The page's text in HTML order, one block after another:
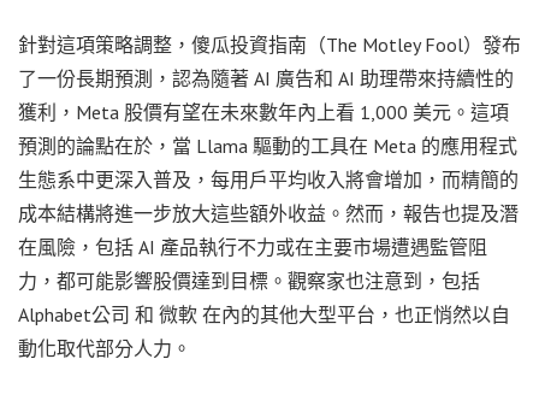
針對這項策略調整，傻瓜投資指南（The Motley Fool）發布
了一份長期預測，認為隨著 AI 廣告和 AI 助理帶來持續性的
獲利，Meta 股價有望在未來數年內上看 1,000 美元。這項
預測的論點在於，當 Llama 驅動的工具在 Meta 的應用程式
生態系中更深入普及，每用戶平均收入將會增加，而精簡的
成本結構將進一步放大這些額外收益。然而，報告也提及潛
在風險，包括 AI 產品執行不力或在主要市場遭遇監管阻
力，都可能影響股價達到目標。觀察家也注意到，包括
Alphabet公司 和 微軟 在內的其他大型平台，也正悄然以自
動化取代部分人力。